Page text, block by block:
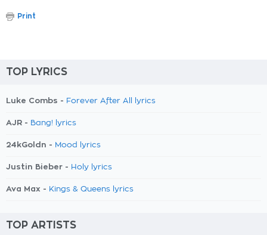
Print
TOP LYRICS
Luke Combs - Forever After All lyrics
AJR - Bang! lyrics
24kGoldn - Mood lyrics
Justin Bieber - Holy lyrics
Ava Max - Kings & Queens lyrics
TOP ARTISTS